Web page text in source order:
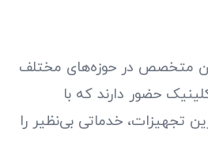
متخصص در حوزه‌های مختلف
حضور دارند که با
تجهیزات، خدماتی بی‌نظیر را